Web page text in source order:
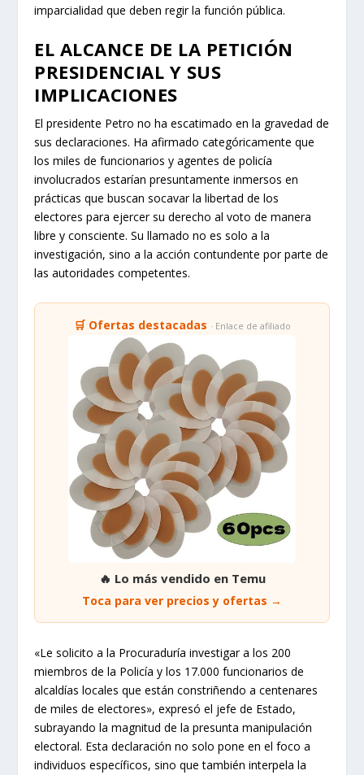
imparcialidad que deben regir la función pública.
EL ALCANCE DE LA PETICIÓN
PRESIDENCIAL Y SUS
IMPLICACIONES
El presidente Petro no ha escatimado en la gravedad de
sus declaraciones. Ha afirmado categóricamente que
los miles de funcionarios y agentes de policía
involucrados estarían presuntamente inmersos en
prácticas que buscan socavar la libertad de los
electores para ejercer su derecho al voto de manera
libre y consciente. Su llamado no es solo a la
investigación, sino a la acción contundente por parte de
las autoridades competentes.
🛒 Ofertas destacadas · Enlace de afiliado
🔥 Lo más vendido en Temu
Toca para ver precios y ofertas →
«Le solicito a la Procuraduría investigar a los 200
miembros de la Policía y los 17.000 funcionarios de
alcaldías locales que están constriñendo a centenares
de miles de electores», expresó el jefe de Estado,
subrayando la magnitud de la presunta manipulación
electoral. Esta declaración no solo pone en el foco a
individuos específicos, sino que también interpela la